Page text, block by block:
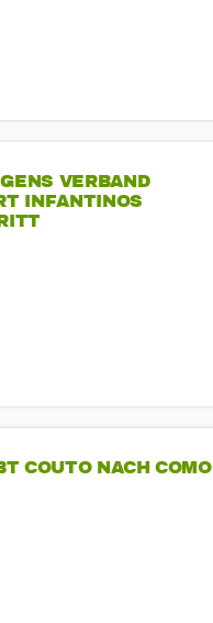
VERBAND
INFANTINOS
COUTO NACH COMO